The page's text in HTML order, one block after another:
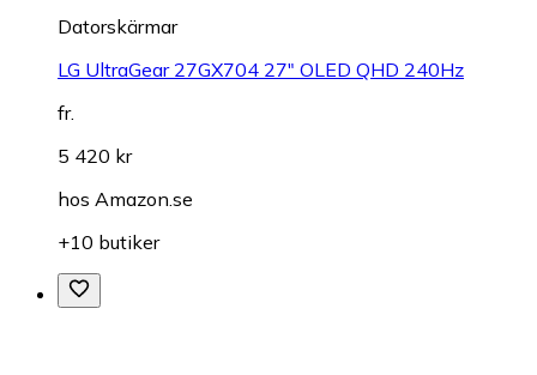
Datorskärmar
LG UltraGear 27GX704 27" OLED QHD 240Hz
fr.
5 420 kr
hos Amazon.se
+10 butiker